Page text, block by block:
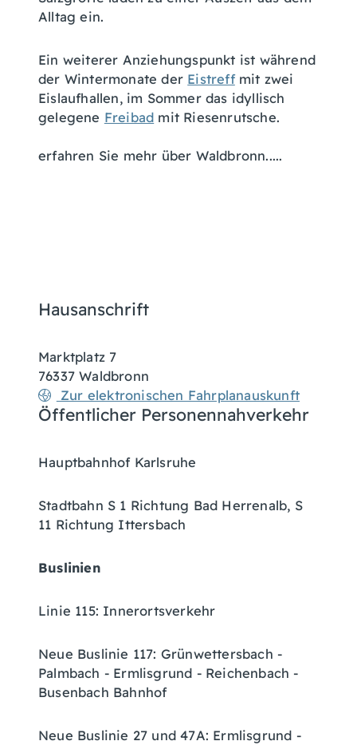
Alltag ein.
Ein weiterer Anziehungspunkt ist während
der Wintermonate der Eistreffmit zwei
Eislaufhallen, im Sommer das idyllisch
gelegene Freibad mit Riesenrutsche.
erfahren Sie mehr über Waldbronn.....
Hausanschrift
Marktplatz 7
76337 Waldbronn
Zur elektronischen Fahrplanauskunft
Öffentlicher Personennahverkehr
Hauptbahnhof Karlsruhe
Stadtbahn S 1 Richtung Bad Herrenalb, S
11 Richtung Ittersbach
Buslinien
Linie 115: Innerortsverkehr
Neue Buslinie 117: Grünwettersbach -
Palmbach - Ermlisgrund - Reichenbach -
Busenbach Bahnhof
Neue Buslinie 27 und 47A: Ermlisgrund -